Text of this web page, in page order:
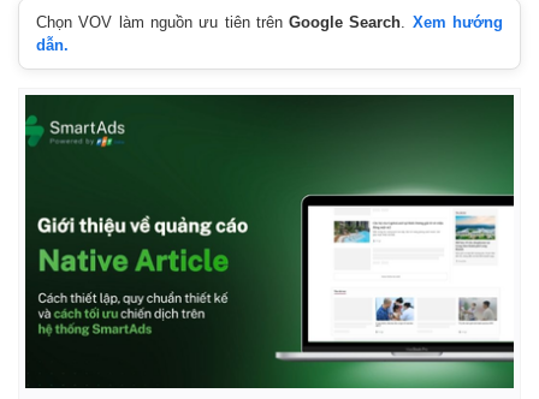
Chọn VOV làm nguồn ưu tiên trênGoogle Search. Xem hướng
dẫn.